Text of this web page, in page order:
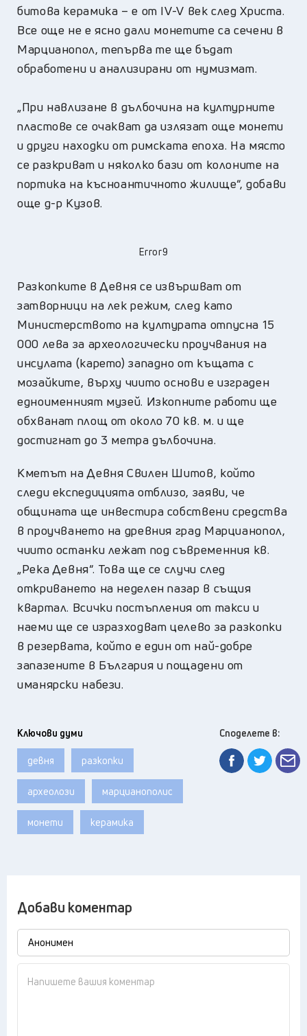
битова керамика – е от IV-V век след Христа.
Все още не е ясно дали монетите са сечени в
Марцианопол, тепърва те ще бъдат
обработени и анализирани от нумизмат.
„При навлизане в дълбочина на културните
пластове се очакват да излязат още монети
и други находки от римската епоха. На място
се разкриват и няколко бази от колоните на
портика на късноантичното жилище“, добави
още д-р Кузов.
Error9
Разкопките в Девня се извършват от
затворници на лек режим, след като
Министерството на културата отпусна 15
000 лева за археологически проучвания на
инсулата (карето) западно от къщата с
мозайките, върху чиито основи е изграден
едноименният музей. Изкопните работи ще
обхванат площ от около 70 кв. м. и ще
достигнат до 3 метра дълбочина.
Кметът на Девня Свилен Шитов, който
следи експедицията отблизо, заяви, че
общината ще инвестира собствени средства
в проучването на древния град Марцианопол,
чиито останки лежат под съвременния кв.
„Река Девня“. Това ще се случи след
откриването на неделен пазар в същия
квартал. Всички постъпления от такси и
наеми ще се изразходват целево за разкопки
в резервата, който е един от най-добре
запазените в България и пощадени от
иманярски набези.
Ключови думи
девня разкопки
археолози марцианополис
монети керамика
Споделете в:
Добави коментар